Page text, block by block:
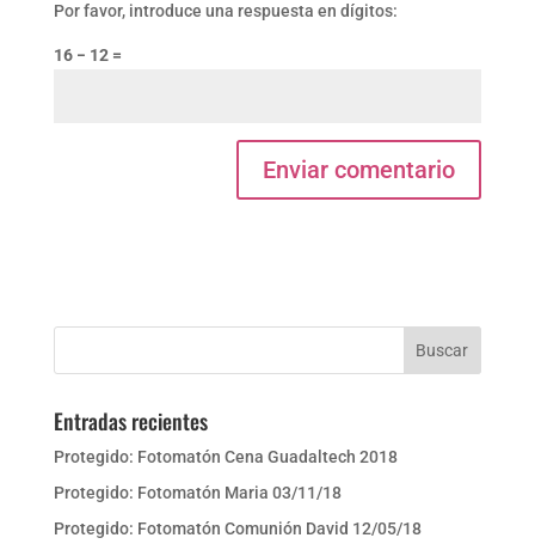
Por favor, introduce una respuesta en dígitos:
16 − 12 =
Entradas recientes
Protegido: Fotomatón Cena Guadaltech 2018
Protegido: Fotomatón Maria 03/11/18
Protegido: Fotomatón Comunión David 12/05/18